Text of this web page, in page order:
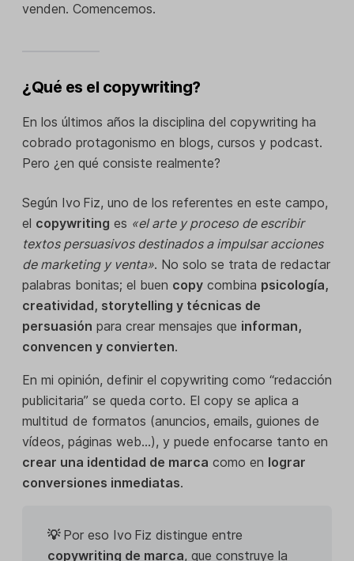
venden. Comencemos.
¿Qué es el copywriting?
En los últimos años la disciplina del copywriting ha
cobrado protagonismo en blogs, cursos y podcast.
Pero ¿en qué consiste realmente?
Según Ivo Fiz, uno de los referentes en este campo,
el copywriting es «el arte y proceso de escribir
textos persuasivos destinados a impulsar acciones
de marketing y venta». No solo se trata de redactar
palabras bonitas; el buen copy combina psicología,
creatividad, storytelling y técnicas de
persuasión para crear mensajes que informan,
convencen y convierten.
En mi opinión, definir el copywriting como “redacción
publicitaria” se queda corto. El copy se aplica a
multitud de formatos (anuncios, emails, guiones de
vídeos, páginas web…), y puede enfocarse tanto en
crear una identidad de marca como en lograr
conversiones inmediatas.
💡 Por eso Ivo Fiz distingue entre
copywriting de marca, que construye la